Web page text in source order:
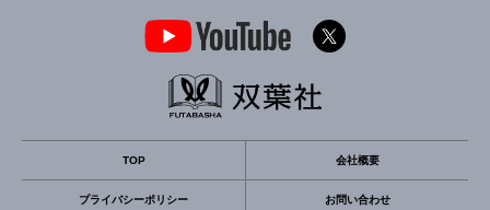
TOP 会社概要
プライバシーポリシー お問い合わせ